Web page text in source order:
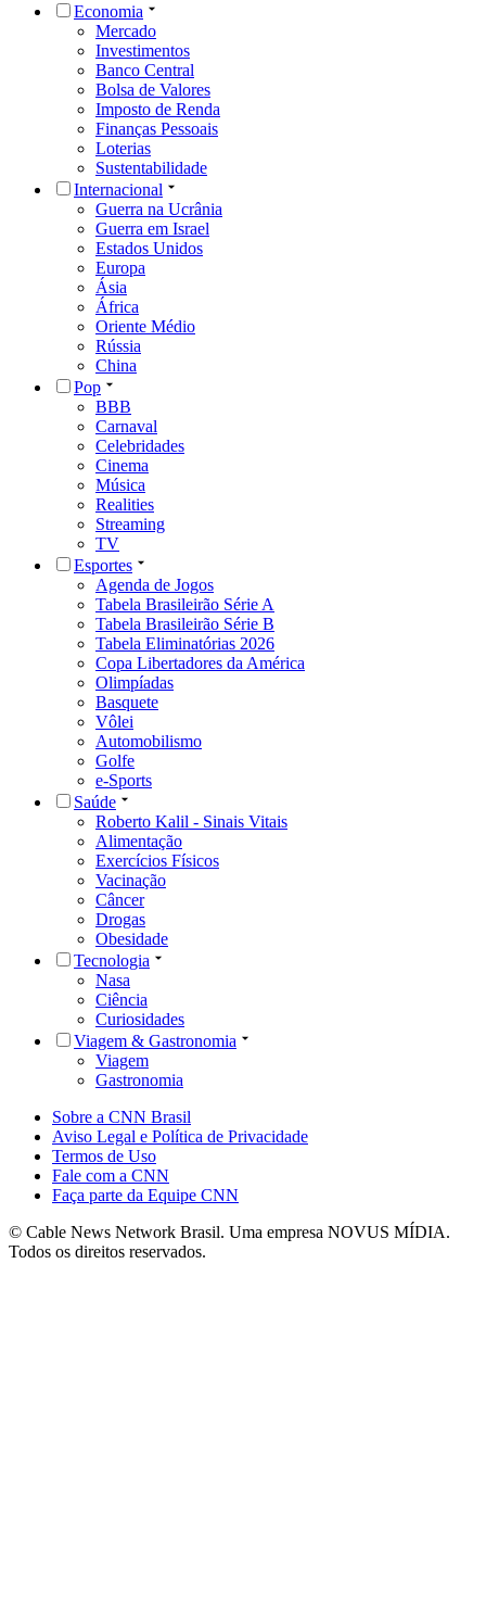
Economia
Mercado
Investimentos
Banco Central
Bolsa de Valores
Imposto de Renda
Finanças Pessoais
Loterias
Sustentabilidade
Internacional
Guerra na Ucrânia
Guerra em Israel
Estados Unidos
Europa
Ásia
África
Oriente Médio
Rússia
China
Pop
BBB
Carnaval
Celebridades
Cinema
Música
Realities
Streaming
TV
Esportes
Agenda de Jogos
Tabela Brasileirão Série A
Tabela Brasileirão Série B
Tabela Eliminatórias 2026
Copa Libertadores da América
Olimpíadas
Basquete
Vôlei
Automobilismo
Golfe
e-Sports
Saúde
Roberto Kalil - Sinais Vitais
Alimentação
Exercícios Físicos
Vacinação
Câncer
Drogas
Obesidade
Tecnologia
Nasa
Ciência
Curiosidades
Viagem & Gastronomia
Viagem
Gastronomia
Sobre a CNN Brasil
Aviso Legal e Política de Privacidade
Termos de Uso
Fale com a CNN
Faça parte da Equipe CNN
© Cable News Network Brasil. Uma empresa NOVUS MÍDIA.
Todos os direitos reservados.